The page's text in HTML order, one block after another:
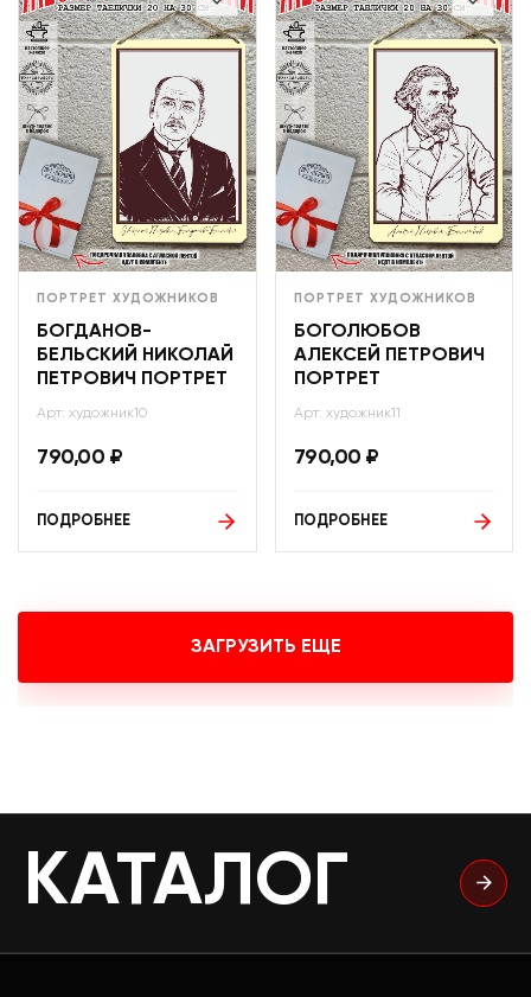
ПОРТРЕТ ХУДОЖНИКОВ
БОГДАНОВ-
БЕЛЬСКИЙ НИКОЛАЙ
ПЕТРОВИЧ ПОРТРЕТ
Арт: художник10
790,00 ₽
ПОДРОБНЕЕ
ПОРТРЕТ ХУДОЖНИКОВ
БОГОЛЮБОВ
АЛЕКСЕЙ ПЕТРОВИЧ
ПОРТРЕТ
Арт: художник11
790,00 ₽
ПОДРОБНЕЕ
ЗАГРУЗИТЬ ЕЩЕ
КАТАЛОГ